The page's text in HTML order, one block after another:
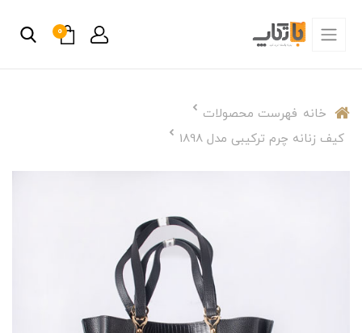
0
خانه فهرست محصولات
کیف زنانه چرم ترکیبی مدل 1898